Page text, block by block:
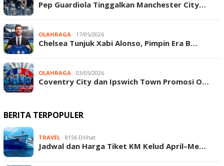
Pep Guardiola Tinggalkan Manchester City…
OLAHRAGA 17/05/2026
Chelsea Tunjuk Xabi Alonso, Pimpin Era B…
OLAHRAGA 03/05/2026
Coventry City dan Ipswich Town Promosi O…
BERITA TERPOPULER
TRAVEL 8156 Dilihat
Jadwal dan Harga Tiket KM Kelud April–Me…